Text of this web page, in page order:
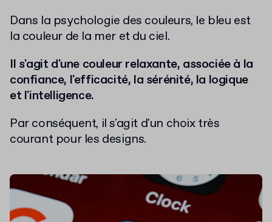
Dans la psychologie des couleurs, le bleu est
la couleur de la mer et du ciel.
Il s'agit d'une couleur relaxante, associée à la
confiance, l'efficacité, la sérénité, la logique
et l'intelligence.
Par conséquent, il s'agit d'un choix très
courant pour les designs.